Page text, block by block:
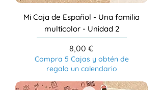
Mi Caja de Español - Una familia
multicolor - Unidad 2
Precio
8,00 €
Compra 5 Cajas y obtén de
regalo un calendario